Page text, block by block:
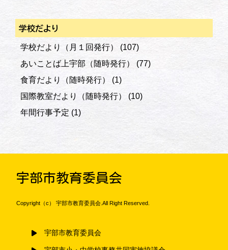
学校だより
学校だより（月１回発行）
(107)
あいことば上宇部（随時発行）
(77)
食育だより（随時発行）
(1)
国際教室だより（随時発行）
(10)
年間行事予定 (1)
宇部市教育委員会
Copyright（c） 宇部市教育委員会.All Right Reserved.
宇部市教育委員会